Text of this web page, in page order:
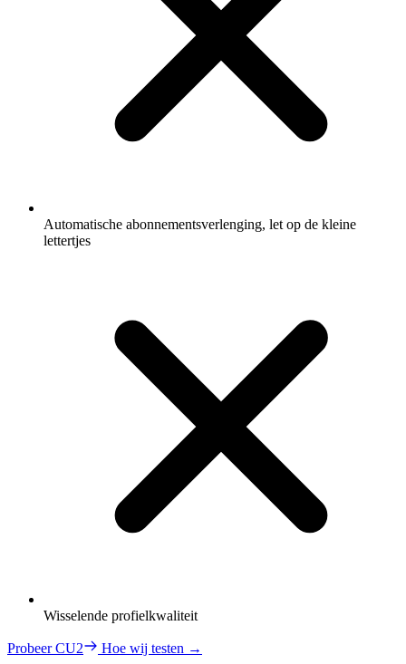
Automatische abonnementsverlenging, let op de kleine
lettertjes
Wisselende profielkwaliteit
Probeer CU2 Hoe wij testen →